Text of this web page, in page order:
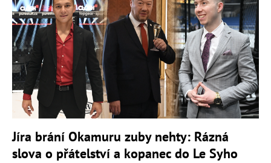
Jíra brání Okamuru zuby nehty: Rázná
slova o přátelství a kopanec do Le Syho